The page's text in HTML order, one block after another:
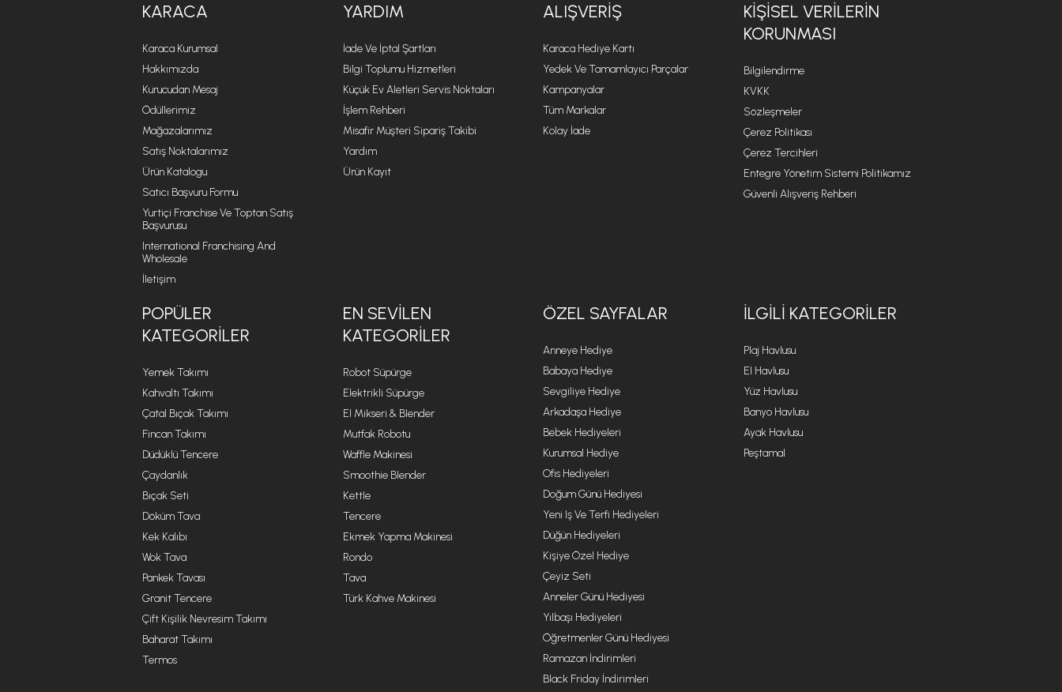
KARACA
Karaca Kurumsal
Hakkımızda
Kurucudan Mesaj
Ödüllerimiz
Mağazalarımız
Satış Noktalarımız
Ürün Katalogu
Satıcı Başvuru Formu
Yurtiçi Franchise Ve Toptan Satış
Başvurusu
International Franchising And
Wholesale
İletişim
YARDIM
İade Ve İptal Şartları
Bilgi Toplumu Hizmetleri
Küçük Ev Aletleri Servis Noktaları
İşlem Rehberi
Misafir Müşteri Sipariş Takibi
Yardım
Ürün Kayıt
ALIŞVERIŞ
Karaca Hediye Kartı
Yedek Ve Tamamlayıcı Parçalar
Kampanyalar
Tüm Markalar
Kolay İade
KIŞISEL VERILERIN
KORUNMASI
Bilgilendirme
KVKK
Sözleşmeler
Çerez Politikası
Çerez Tercihleri
Entegre Yönetim Sistemi Politikamız
Güvenli Alışveriş Rehberi
POPÜLER
KATEGORILER
Yemek Takımı
Kahvaltı Takımı
Çatal Bıçak Takımı
Fincan Takımı
Düdüklü Tencere
Çaydanlık
Bıçak Seti
Döküm Tava
Kek Kalıbı
Wok Tava
Pankek Tavası
Granit Tencere
Çift Kişilik Nevresim Takımı
Baharat Takımı
Termos
EN SEVILEN
KATEGORILER
Robot Süpürge
Elektrikli Süpürge
El Mikseri & Blender
Mutfak Robotu
Waffle Makinesi
Smoothie Blender
Kettle
Tencere
Ekmek Yapma Makinesi
Rondo
Tava
Türk Kahve Makinesi
ÖZEL SAYFALAR
Anneye Hediye
Babaya Hediye
Sevgiliye Hediye
Arkadaşa Hediye
Bebek Hediyeleri
Kurumsal Hediye
Ofis Hediyeleri
Doğum Günü Hediyesi
Yeni Iş Ve Terfi Hediyeleri
Düğün Hediyeleri
Kişiye Özel Hediye
Çeyiz Seti
Anneler Günü Hediyesi
Yılbaşı Hediyeleri
Öğretmenler Günü Hediyesi
Ramazan İndirimleri
Black Friday İndirimleri
İLGILI KATEGORILER
Plaj Havlusu
El Havlusu
Yüz Havlusu
Banyo Havlusu
Ayak Havlusu
Peştamal